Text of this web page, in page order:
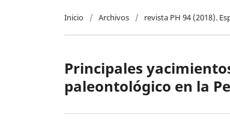
Inicio / Archivos / revista PH 94 (2018).
Principales
paleontológico en la